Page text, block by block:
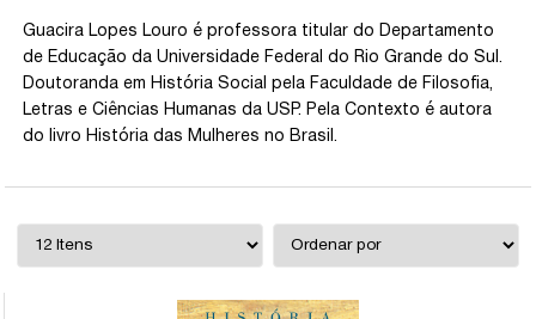
Guacira Lopes Louro é professora titular do Departamento
de Educação da Universidade Federal do Rio Grande do Sul.
Doutoranda em História Social pela Faculdade de Filosofia,
Letras e Ciências Humanas da USP. Pela Contexto é autora
do livro História das Mulheres no Brasil.